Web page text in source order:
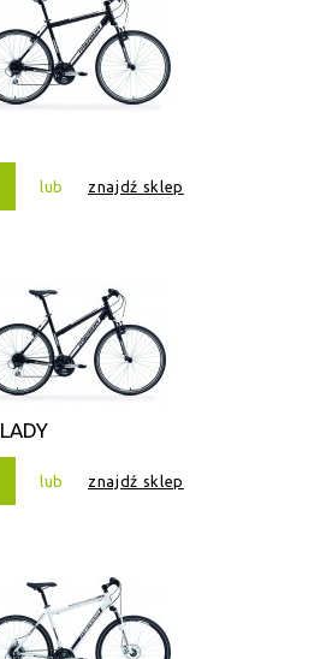
lub znajdź sklep
lub znajdź sklep